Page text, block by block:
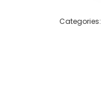
Categories: